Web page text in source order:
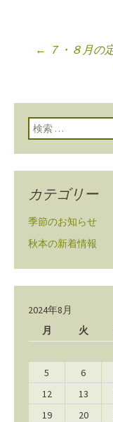
投稿
ン
← ７・８月の
検索:
カテゴリー
季節のお知らせ
秋本の新着情報
2024年8月
月
火
5
6
12
13
19
20